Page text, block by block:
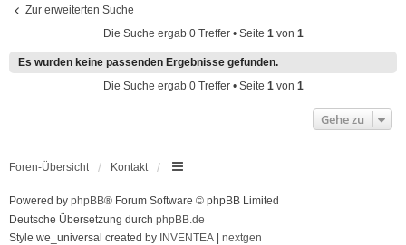
Zur erweiterten Suche
Die Suche ergab 0 Treffer • Seite 1von 1
Es wurden keine passenden Ergebnisse gefunden.
Die Suche ergab 0 Treffer • Seite 1von 1
Gehe zu
Foren-Übersicht Kontakt
Powered by phpBB® Forum Software © phpBB Limited
Deutsche Übersetzung durch phpBB.de
Style we_universal created by INVENTEA
nextgen